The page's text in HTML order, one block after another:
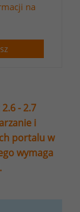
na
- 2.7
i
portalu w
wymaga